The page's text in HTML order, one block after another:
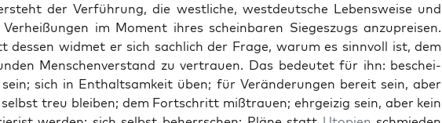
der Ver­führung, die west­liche, west­deutsche Lebensweise und
Ver­heißun­gen im Moment ihres schein­baren Siegeszugs anzupreisen.
dessen wid­met er sich sach­lich der Frage, warum es sin­nvoll ist, dem
Men­schen­ver­stand zu ver­trauen. Das bedeutet für ihn: beschei­
sich in Enthalt­samkeit üben; für Verän­derun­gen bere­it sein, aber
selb­st treu bleiben; dem Fortschritt miß­trauen; ehrgeizig sein, aber kein